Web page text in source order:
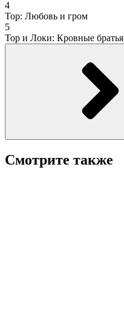
4
Тор: Любовь и гром
5
Тор и Локи: Кровные братья
Смотрите также